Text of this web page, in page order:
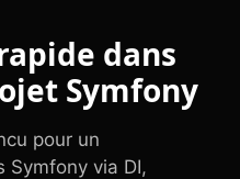
dans
Symfony
pour un
Symfony via DI,